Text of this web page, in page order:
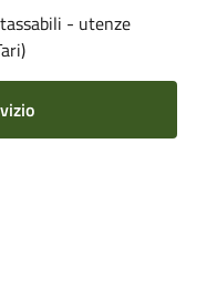
- utenze